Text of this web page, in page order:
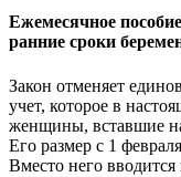
Ежемесячное
ранние сроки
Закон отменяет
учет, которое в
женщины, вставшие
Его размер с 1
Вместо него